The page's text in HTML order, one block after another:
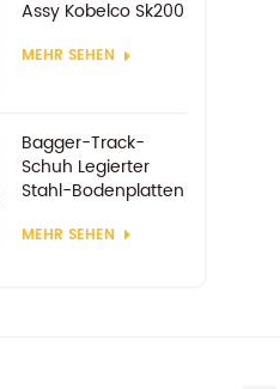
Assy Kobelco Sk200
MEHR SEHEN
Bagger-Track-
Schuh Legierter
Stahl-Bodenplatten
MEHR SEHEN